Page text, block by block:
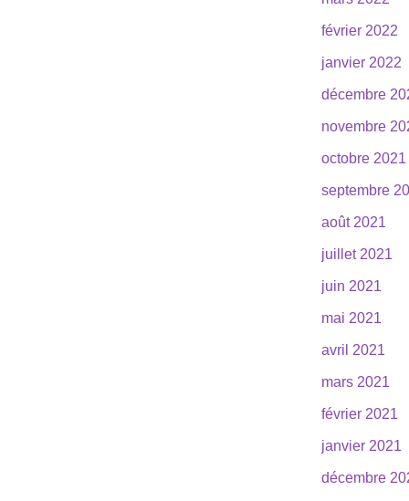
février 2022
janvier 2022
décembre
novembre
octobre 2021
septembre
août 2021
juillet 2021
juin 2021
mai 2021
avril 2021
mars 2021
février 2021
janvier 2021
décembre